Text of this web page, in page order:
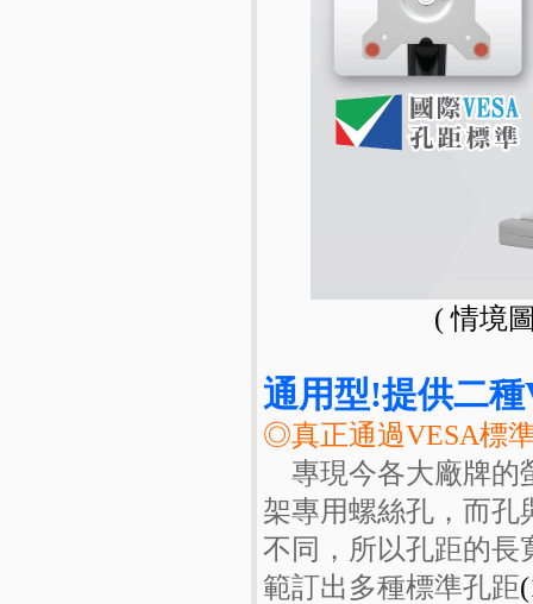
( 情境
通用型!提供二種
◎真正通過VESA標
專現今各大廠牌的
架專用螺絲孔，而孔
不同，所以孔距的長
範訂出多種標準孔距